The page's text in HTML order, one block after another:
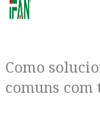
Como
comuns com